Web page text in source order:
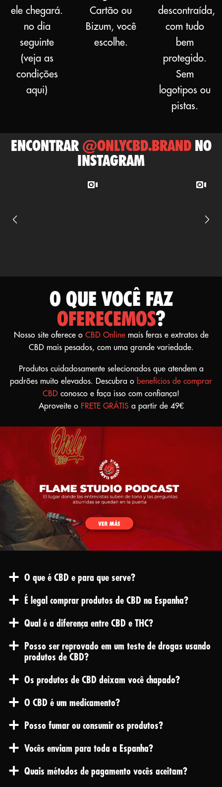
ele chegará.
no dia
seguinte
(veja as
condições
aqui)
Cartão ou
Bizum, você
escolhe.
descontraída,
com tudo
bem
protegido.
Sem
logotipos ou
pistas.
ENCONTRAR @ONLYCBD.BRANDNO
INSTAGRAM
O QUE VOCÊ FAZ
OFERECEMOS?
Nosso site oferece o CBD Onlinemais feras e extratos de
CBD mais pesados, com uma grande variedade.
Produtos cuidadosamente selecionados que atendem a
padrões muito elevados. Descubra o benefícios de comprar
CBD conosco e faça isso com confiança!
Aproveite o FRETE GRÁTIS a partir de 49€
O que é CBD e para que serve?
É legal comprar produtos de CBD na Espanha?
Qual é a diferença entre CBD e THC?
Posso ser reprovado em um teste de drogas usando
produtos de CBD?
Os produtos de CBD deixam você chapado?
O CBD é um medicamento?
Posso fumar ou consumir os produtos?
Vocês enviam para toda a Espanha?
Quais métodos de pagamento vocês aceitam?